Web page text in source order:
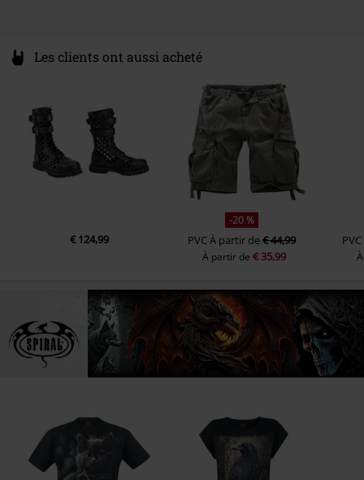
Les clients ont aussi acheté
€ 124,99
-20 %
PVCÀ partir de€ 44,99
À partir de € 35,99
PVC